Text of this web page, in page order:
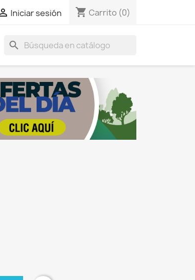
Iniciar sesión shopping_cart Carrito (0)
search